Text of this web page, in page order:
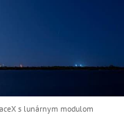
s lunárnym modulom